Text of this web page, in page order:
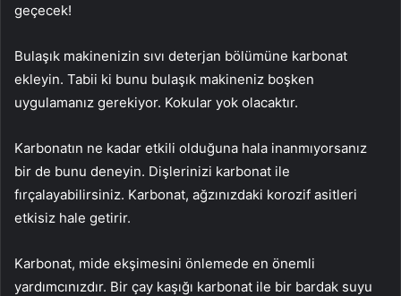
geçecek!
Bulaşık makinenizin sıvı deterjan bölümüne karbonat
ekleyin. Tabii ki bunu bulaşık makineniz boşken
uygulamanız gerekiyor. Kokular yok olacaktır.
Karbonatın ne kadar etkili olduğuna hala inanmıyorsanız
bir de bunu deneyin. Dişlerinizi karbonat ile
fırçalayabilirsiniz. Karbonat, ağzınızdaki korozif asitleri
etkisiz hale getirir.
Karbonat, mide ekşimesini önlemede en önemli
yardımcınızdır. Bir çay kaşığı karbonat ile bir bardak suyu